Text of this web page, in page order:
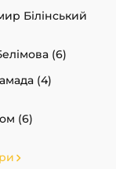
Білінський
(6)
(4)
(6)